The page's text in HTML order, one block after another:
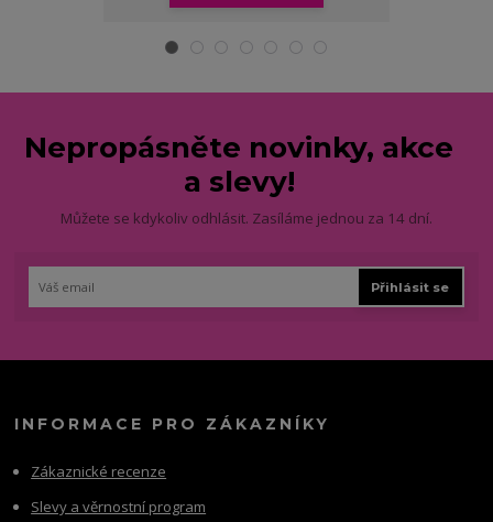
Nepropásněte novinky, akce
a slevy!
Můžete se kdykoliv odhlásit. Zasíláme jednou za 14 dní.
Přihlásit se
INFORMACE PRO ZÁKAZNÍKY
Zákaznické recenze
Slevy a věrnostní program